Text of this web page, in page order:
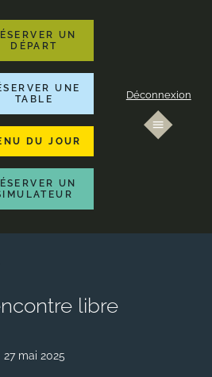
UN
DÉPART
UNE
TABLE
DU JOUR
UN
Déconnexion
libre
27 mai 2025